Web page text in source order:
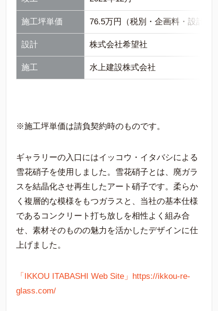
施工坪単価 76.5万円（税別・企画料・設計監
設計 株式会社希望社
施工 水上建設株式会社
※施工坪単価は請負契約時のものです。
ギャラリーの入口にはイッコウ・イタバシによる
雪花硝子を使用しました。雪花硝子とは、廃ガラ
スを結晶化させ再生したアート硝子です。柔らか
く複層的な模様をもつガラスと、当社の基本仕様
であるコンクリート打ち放しを相性よく組み合
せ、素材そのものの魅力を活かしたデザインに仕
上げました。
「IKKOU ITABASHI Web Site」https://ikkou-re-
glass.com/